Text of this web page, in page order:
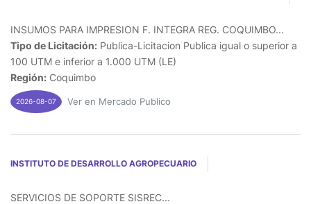
INSUMOS PARA IMPRESION F. INTEGRA REG. COQUIMBO...
Tipo de Licitación: Publica-Licitacion Publica igual o superior a
100 UTM e inferior a 1.000 UTM (LE)
Región: Coquimbo
2026-08-07 Ver en Mercado Publico
INSTITUTO DE DESARROLLO AGROPECUARIO
SERVICIOS DE SOPORTE SISREC...